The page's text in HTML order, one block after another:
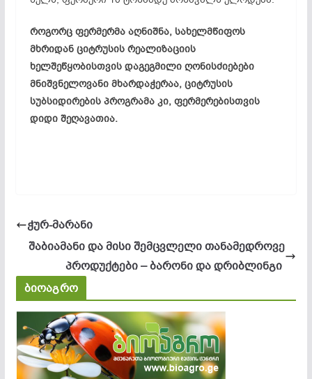
როგორც ფერმერმა აღნიშნა, სახელმწიფოს
მხრიდან ციტრუსის რეალიზაციის
ხელშეწყობისთვის დაგეგმილი ღონისძიებები
მნიშვნელოვანი მხარდაჭერაა, ციტრუსის
სუბსიდირების პროგრამა კი, ფერმერებისთვის
დიდი შეღავათია.
ჭურ-მარანი
შაბიამანი და მისი შემცვლელი თანამედროვე
პროდუქტები – ბარონი და დრიბლინგი
ბიოაგრო